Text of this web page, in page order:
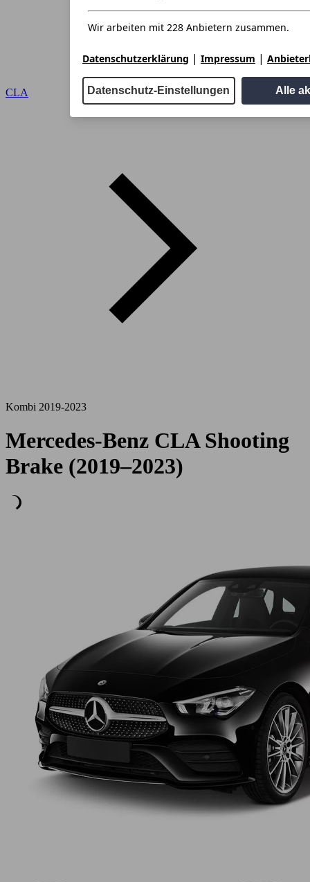
Wir arbeiten mit 228 Anbietern zusammen.
Datenschutzerklärung | Impressum |
Datenschutz-Einstellungen Alle
CLA
Kombi 2019-2023
Mercedes-Benz CLA Shooting
Brake (2019–2023)